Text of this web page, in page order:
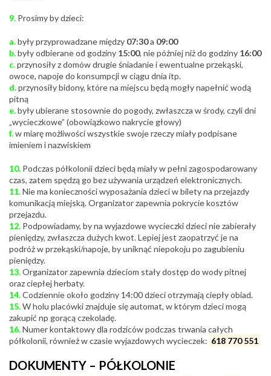
9. Prosimy by dzieci:
a.były przyprowadzane między 07:30a 09:00
b.były odbierane od godziny 15:00, nie później niż do godziny 16:00
c.przynosiły z domów drugie śniadanie i ewentualne przekąski,
owoce, napoje do konsumpcji w ciągu dnia itp.
d.przynosiły bidony, które na miejscu będą mogły napełnić wodą
pitną
e.były ubierane stosownie do pogody, zwłaszcza w środy, czyli dni
„wycieczkowe” (obowiązkowo nakrycie głowy)
f.w miarę możliwości wszystkie swoje rzeczy miały podpisane
imieniem i nazwiskiem
10. Podczas półkolonii dzieci będą miały w pełni zagospodarowany
czas, zatem spędzą go bez używania urządzeń elektronicznych.
11.Nie ma konieczności wyposażania dzieci w bilety na przejazdy
komunikacją miejską. Organizator zapewnia pokrycie kosztów
przejazdu.
12. Podpowiadamy, by na wyjazdowe wycieczki dzieci nie zabierały
pieniędzy, zwłaszcza dużych kwot. Lepiej jest zaopatrzyć je na
podróż w przekąski/napoje, by uniknąć niepokoju po zagubieniu
pieniędzy.
13.Organizator zapewnia dzieciom stały dostęp do wody pitnej
oraz ciepłej herbaty.
14.Codziennie około godziny 14:00 dzieci otrzymają ciepły obiad.
15.W holu placówki znajduje się automat, w którym dzieci mogą
zakupić np gorącą czekoladę.
16.Numer kontaktowy dla rodziców podczas trwania całych
półkolonii, również w czasie wyjazdowych wycieczek: 618 770 551
DOKUMENTY – PÓŁKOLONIE